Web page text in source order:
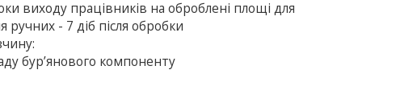
виходу працівників на оброблені площі для
- 7 діб після обробки
бур’янового компоненту